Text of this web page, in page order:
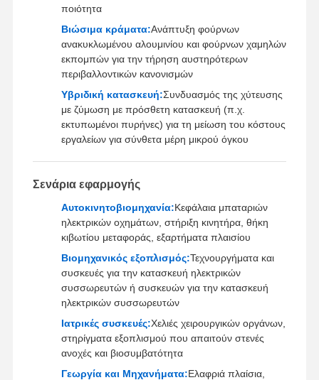
ποιότητα
Βιώσιμα κράματα:Ανάπτυξη φούρνων
ανακυκλωμένου αλουμινίου και φούρνων χαμηλών
εκπομπών για την τήρηση αυστηρότερων
περιβαλλοντικών κανονισμών
Υβριδική κατασκευή:Συνδυασμός της χύτευσης
με ζύμωση με πρόσθετη κατασκευή (π.χ.
εκτυπωμένοι πυρήνες) για τη μείωση του κόστους
εργαλείων για σύνθετα μέρη μικρού όγκου
Σενάρια εφαρμογής
Αυτοκινητοβιομηχανία:Κεφάλαια μπαταριών
ηλεκτρικών οχημάτων, στήριξη κινητήρα, θήκη
κιβωτίου μεταφοράς, εξαρτήματα πλαισίου
Βιομηχανικός εξοπλισμός:Τεχνουργήματα και
συσκευές για την κατασκευή ηλεκτρικών
συσσωρευτών ή συσκευών για την κατασκευή
ηλεκτρικών συσσωρευτών
Ιατρικές συσκευές:Χελιές χειρουργικών οργάνων,
στηρίγματα εξοπλισμού που απαιτούν στενές
ανοχές και βιοσυμβατότητα
Γεωργία και Μηχανήματα:Ελαφριά πλαίσια,